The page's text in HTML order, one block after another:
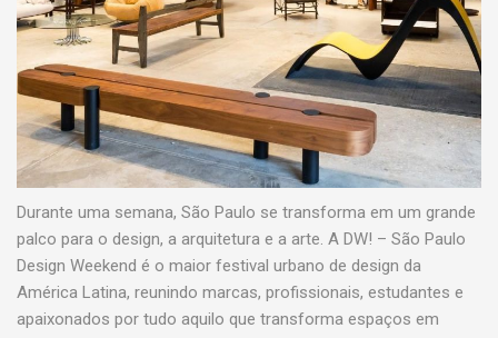
Durante uma semana, São Paulo se transforma em um grande
palco para o design, a arquitetura e a arte. A DW! – São Paulo
Design Weekend é o maior festival urbano de design da
América Latina, reunindo marcas, profissionais, estudantes e
apaixonados por tudo aquilo que transforma espaços em